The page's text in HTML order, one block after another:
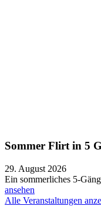
Sommer Flirt in 5
29. August 2026
Ein sommerliches 5-
ansehen
Alle Veranstaltungen